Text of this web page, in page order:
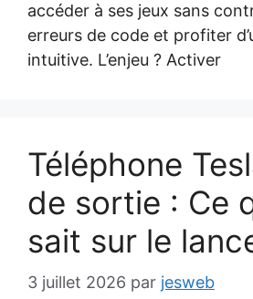
accéder à ses jeux sans
erreurs de code et profiter
intuitive. L’enjeu ? Activer
Téléphone
de sortie : Ce
sait sur le
3 juillet 2026 par jesweb